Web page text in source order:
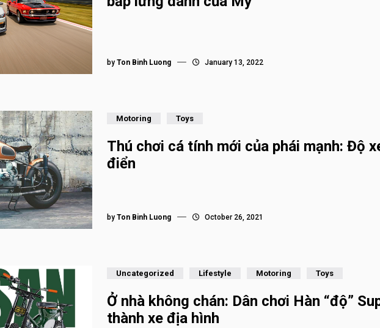
by Ton Binh Luong January 13, 2022
Motoring Toys
Thú chơi cá tính mới của phái mạnh: Độ
điển
by Ton Binh Luong October 26, 2021
Uncategorized Lifestyle Motoring Toys
Ở nhà không chán: Dân chơi Hàn “độ”
thành xe địa hình